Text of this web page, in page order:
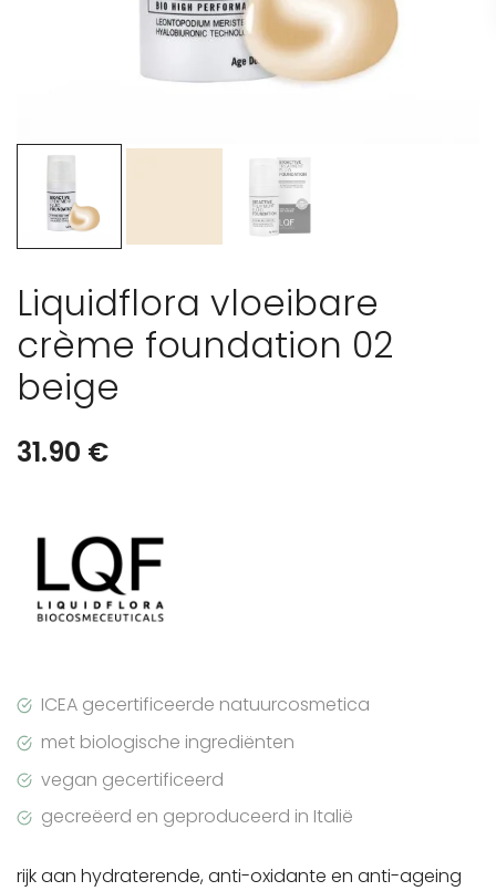
Liquidflora vloeibare
crème foundation 02
beige
31.90 €
ICEA gecertificeerde natuurcosmetica
met biologische ingrediënten
vegan gecertificeerd
gecreëerd en geproduceerd in Italië
rijk aan hydraterende, anti-oxidante en anti-ageing